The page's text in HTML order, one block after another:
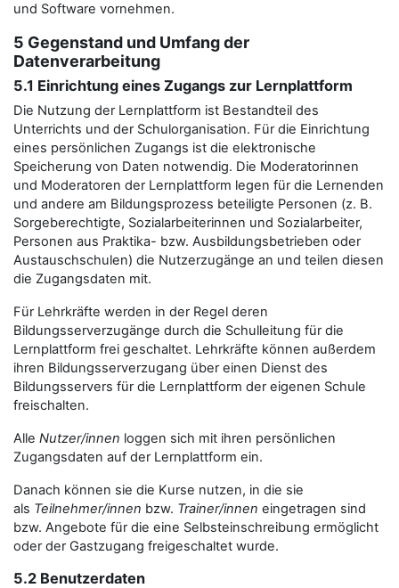
und Software vornehmen.
5 Gegenstand und Umfang der
Datenverarbeitung
5.1 Einrichtung eines Zugangs zur Lernplattform
Die Nutzung der Lernplattform ist Bestandteil des
Unterrichts und der Schulorganisation. Für die Einrichtung
eines persönlichen Zugangs ist die elektronische
Speicherung von Daten notwendig. Die Moderatorinnen
und Moderatoren der Lernplattform legen für die Lernenden
und andere am Bildungsprozess beteiligte Personen (z. B.
Sorgeberechtigte, Sozialarbeiterinnen und Sozialarbeiter,
Personen aus Praktika- bzw. Ausbildungsbetrieben oder
Austauschschulen) die Nutzerzugänge an und teilen diesen
die Zugangsdaten mit.
Für Lehrkräfte werden in der Regel deren
Bildungsserverzugänge durch die Schulleitung für die
Lernplattform frei geschaltet. Lehrkräfte können außerdem
ihren Bildungsserverzugang über einen Dienst des
Bildungsservers für die Lernplattform der eigenen Schule
freischalten.
Alle Nutzer/innen loggen sich mit ihren persönlichen
Zugangsdaten auf der Lernplattform ein.
Danach können sie die Kurse nutzen, in die sie
als Teilnehmer/innen bzw. Trainer/innen eingetragen sind
bzw. Angebote für die eine Selbsteinschreibung ermöglicht
oder der Gastzugang freigeschaltet wurde.
5.2 Benutzerdaten